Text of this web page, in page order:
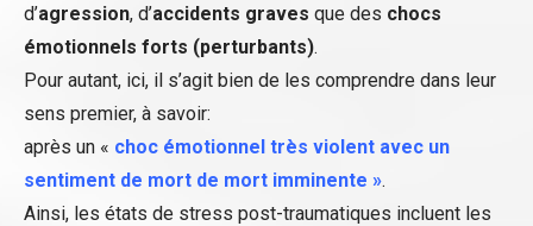
d’agression, d’accidents graves que des chocs
émotionnels forts (perturbants).
Pour autant, ici, il s’agit bien de les comprendre dans leur
sens premier, à savoir:
après un « choc émotionnel très violent avec un
sentiment de mort de mort imminente ».
Ainsi, les états de stress post-traumatiques incluent les